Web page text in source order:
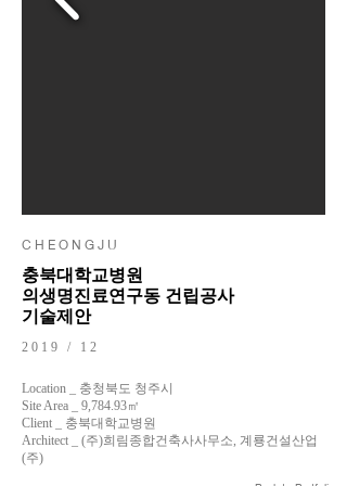
C H E O N G J U
충북대학교병원
의생명진료연구동 건립공사
기술제안
2019 / 12
Location _ 충청북도 청주시
Site Area _ 9,784.93㎡
Client _ 충북대학교병원
Architect _ (주)희림종합건축사사무소, 계룡건설산업
(주)